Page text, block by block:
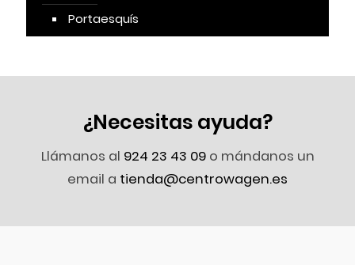
Portaesquís
¿Necesitas ayuda?
Llámanos al 924 23 43 09o mándanos un
email a tienda@centrowagen.es